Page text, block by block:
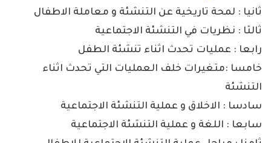
ثانيا : لمحة تاريخية عن التنشئة و معاملة الاطفال
ثالثا : نظريات في التنشئة الاجتماعية
رابعا : عمليات تحدث اثناء تنشئة الطفل
خامسا :متغيرات خلف العمليات التي تحدث اثناء
التنشئة
سادسا : الاخلاق و عملية التنشئة الاجتماعية
سابعا : اللغة و عملية التنشئة الاجتماعية